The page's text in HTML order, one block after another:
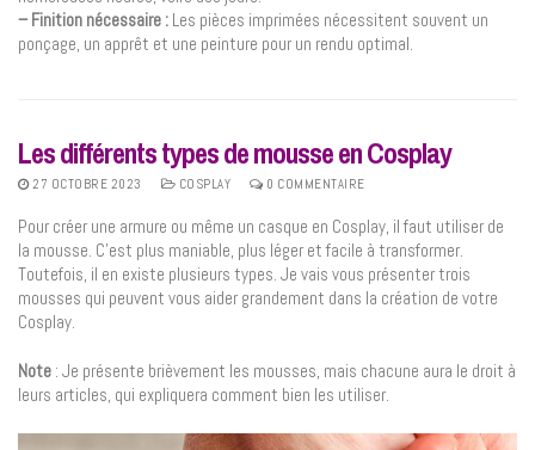
– Finition nécessaire : Les pièces imprimées nécessitent souvent un
ponçage, un apprêt et une peinture pour un rendu optimal.
Les différents types de mousse en Cosplay
27 OCTOBRE 2023 COSPLAY 0 COMMENTAIRE
Pour créer une armure ou même un casque en Cosplay, il faut utiliser de
la mousse. C’est plus maniable, plus léger et facile à transformer.
Toutefois, il en existe plusieurs types. Je vais vous présenter trois
mousses qui peuvent vous aider grandement dans la création de votre
Cosplay.
Note : Je présente brièvement les mousses, mais chacune aura le droit à
leurs articles, qui expliquera comment bien les utiliser.